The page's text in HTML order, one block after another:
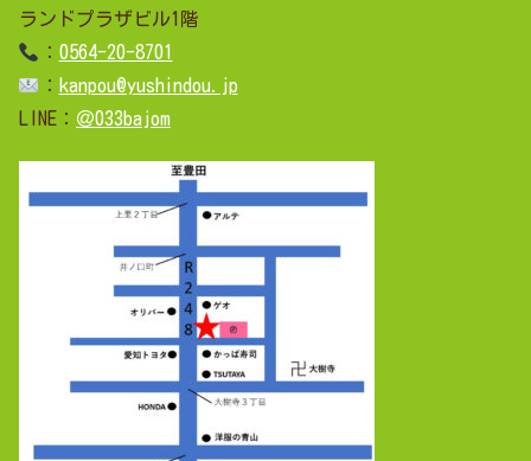
ランドプラザビル1階
： 0564-20-8701
： kanpou@yushindou.jp
LINE： ＠033bajom